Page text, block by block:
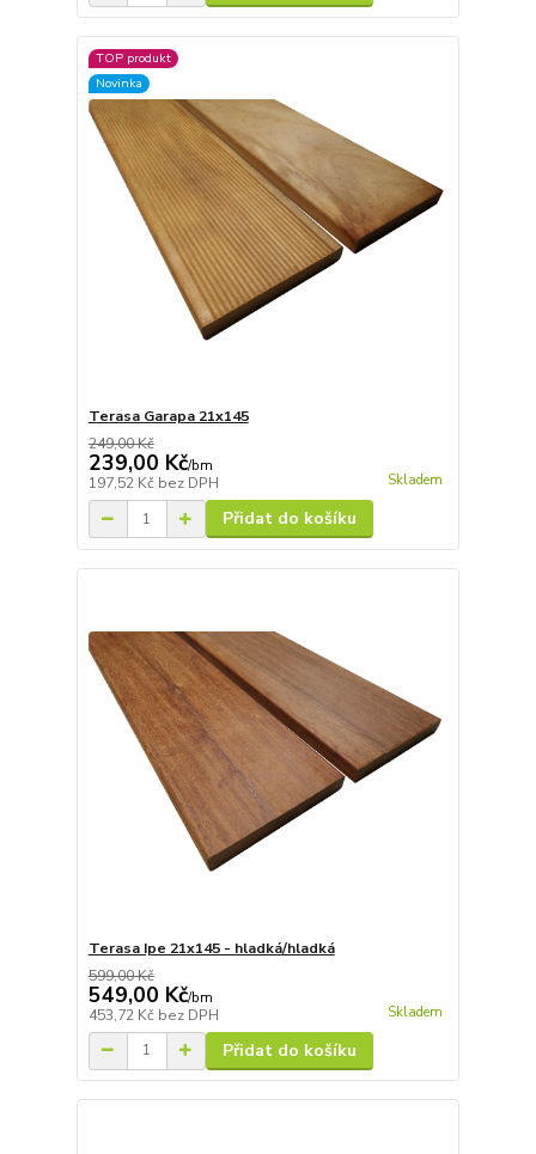
TOP produkt
Novinka
Terasa Garapa 21x145
249,00 Kč
239,00 Kč/bm
197,52 Kč bez DPH Skladem
Přidat do košíku
Terasa Ipe 21x145 - hladká/hladká
599,00 Kč
549,00 Kč/bm
453,72 Kč bez DPH Skladem
Přidat do košíku